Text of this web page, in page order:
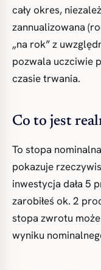
cały okres,
zannualizowana
„na rok” z
pozwala uczciwie
czasie trwania.
Co to jest
To stopa
pokazuje
inwestycja dała 5
zarobiłeś ok. 2
stopa zwrotu
wyniku